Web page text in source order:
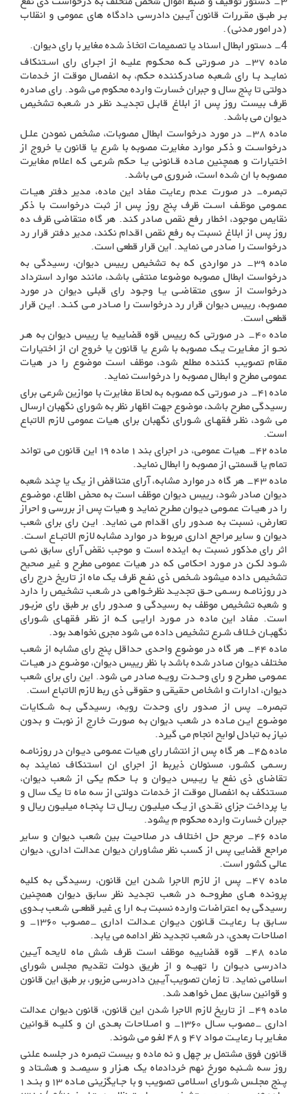
بـر طبـق مقـررات قانون آیـین دادرسی دادگاه های عمومی و انقلاب
(در امور مدنی).
4-
دستور ابطال اسناد یا تصمیمات اتخاذ شده مغایر با رای دیوان.
ماده ۳۷- در صـورتی کـه محکـوم علیـه از اجـرای رای اسـتنکاف
نمایـد بـا رای شـعبه صادرکننده حکم، به انفصال موقت از خدمات
دولتی تا پنج سال و جبران خسارت وارده محکوم می شود. رای صادره
ظرف بیست روز پس از ابلاغ قابـل تجدیـد نظـر در شـعبه تشخیص
دیوان می باشد.
ماده ۳۸- در مورد درخواست ابطال مصوبات، مشخص نمودن علـل
درخواسـت و ذکـر موارد مغایرت مصوبه با شرع یا قانون یا خروج از
اختیارات و همچنین مـاده قـانونی یـا حکم شرعی که اعلام مغایرت
مصوبه با ان شده است، ضروری می باشد.
تبصره- در صورت عدم رعایت مفاد این ماده، مدیر دفتر هیـات
عمـومی موظـف اسـت ظرف پنج روز پس از ثبت درخواست با ذکر
نقایص موجود، اخطار رفع نقص صادر کند. هر گاه متقاضی ظرف ده
روز پس از ابلاغ نسبت به رفع نقص اقدام نکند، مدیر دفتر قرار رد
درخواست را صادر می نماید. این قرار قطعی است.
ماده ۳۹- در مواردی که به تشخیص رییس دیوان، رسیدگی به
درخواست ابطال مصوبه موضوعا منتفی باشد، مانند موارد استرداد
درخواست از سوی متقاضـی یـا وجـود رای قبلی دیوان در مورد
مصوبه، رییس دیوان قرار رد درخواست را صـادر مـی کنـد. ایـن قرار
قطعی است.
ماده ۴۰- در صورتی که رییس قوه قضاییه یا رییس دیوان به هـر
نحـو از مغـایرت یـک مصوبه با شرع یا قانون یا خروج ان از اختیارات
مقام تصویب کننده مطلع شود، موظف است موضوع را در هیات
عمومی مطرح و ابطال مصوبه را درخواست نماید.
ماده ۴۱- در صورتی که مصوبه به لحاظ مغایرت با موازین شرعی برای
رسیدگی مطرح باشد، موضوع جهت اظهار نظر به شورای نگهبان ارسال
می شود، نظـر فقهـای شـورای نگهبان برای هیات عمومی لازم الاتباع
است.
ماده ۴۲- هیات عمومی، در اجرای بند ۱ ماده ۱۹ این قانون می تواند
تمام یا قسمتی از مصوبه را ابطال نماید.
ماده ۴۳- هر گاه در موارد مشابه، آرای متناقض از یک یا چند شعبه
دیوان صادر شود، رییس دیوان موظف است به محض اطلاع، موضـوع
را در هیـات عمـومی دیـوان مطـرح نماید و هیات پس از بررسی و احراز
تعارض، نسبت به صدور رای اقدام می نماید. ایـن رای برای شعب
دیوان و سایر مراجع اداری مربوط در موارد مشابه لازم الاتبـاع اسـت.
اثر رای مذکور نسبت به اینده است و موجب نقض آرای سابق نمـی
شـود لکـن در مـورد احکامی که در هیات عمومی مطرح و غیر صحیح
تشخیص داده میشود شـخص ذی نفـع ظرف یک ماه از تاریخ درج رای
در روزنامـه رسـمی حـق تجدیـد نظرخـواهی در شـعب تشخیص را دارد
و شعبه تشخیص موظف به رسیدگی و صدور رای بر طبق رای مزبـور
است. مفاد این ماده در مـورد ارایـی کـه از نظـر فقهـای شـورای
نگهبـان خـلاف شـرع تشخیص داده می شود مجری نخواهد بود.
ماده ۴۴- هر گاه در موضوع واحدی حداقل پنج رای مشابه از شعب
مختلف دیوان صادر شده باشد با نظر رییس دیوان، موضـوع در هیـات
عمـومی مطـرح و رای وحـدت رویـه صادر می شود. این رای برای شعب
دیوان، ادارات و اشخاص حقیقی و حقوقی ذی ربط لازم الاتباع است.
تبصره- پس از صدور رای وحدت رویه، رسیدگی بـه شـکایات
موضـوع ایـن مـاده در شعب دیوان به صورت خارج از نوبت و بدون
نیاز به تبادل لوایح انجام می گیرد.
ماده ۴۵- هر گاه پس از انتشار رای هیات عمـومی دیـوان در روزنامـه
رسـمی کشـور، مسئولان ذیربط از اجرای ان استنکاف نمایند به
تقاضای ذی نفع یا ریـیس دیـوان و بـا حکم یکی از شعب دیوان،
مستنکف به انفصال موقت از خدمات دولتی از سه ماه تا یک سال و
یا پرداخت جزای نقـدی از یـک میلیـون ریـال تـا پنجـاه میلیـون ریال و
جبران خسارت وارده محکوم م یشود.
ماده ۴۶- مرجع حل اختلاف در صلاحیت بین شعب دیوان و سایر
مراجع قضایی پس از کسب نظر مشاوران دیوان عدالت اداری، دیوان
عالی کشور است.
ماده ۴۷- پس از لازم الاجرا شدن این قانون، رسیدگی به کلیه
پرونده هـای مطروحـه در شعب تجدید نظر سابق دیوان همچنین
رسیدگی به اعتراضات وارده نسبت بـه ارا ی غیـر قطعـی شـعب بـدوی
سـابق بـا رعایـت قـانون دیـوان عـدالت اداری -مصـوب ۱۳۶۰- و
اصلاحات بعدی، در شعب تجدید نظر ادامه می یابد.
ماده ۴۸- قوه قضاییه موظف است ظرف شش ماه لایحه آیـین
دادرسی دیـوان را تهیـه و از طریق دولت تقدیم مجلس شورای
اسلامی نماید. تا زمان تصویب آیـین دادرسی مزبور، بر طبق این قانون
و قوانین سابق عمل خواهد شد.
ماده ۴۹- از تاریخ لازم الاجرا شدن این قانون، قانون دیوان عدالت
اداری -مصوب سـال ۱۳۶۰- و اصـلاحات بعـدی ان و کلیـه قـوانین
مغـایر بـا رعایـت مـواد ۴۷ و ۴۸ لغـو می شوند
.
قانون فوق مشتمل بر چهل و نه ماده و بیست تبصره در جلسه علنی
روز سه شـنبه مورخ نهم خردادماه یک هـزار و سیصـد و هشـتاد و
پـنج مجلـس شـورای اسـلامی تصویب و با جـایگزینی مـاده ۱۳ و بنـد ۱